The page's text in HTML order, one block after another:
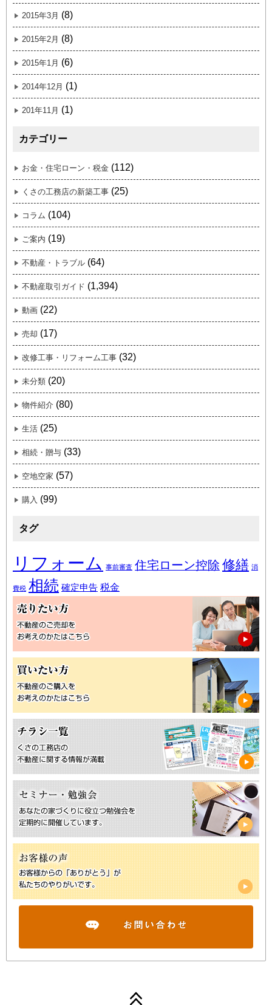
2015年3月 (8)
2015年2月 (8)
2015年1月 (6)
2014年12月 (1)
201年11月 (1)
カテゴリー
お金・住宅ローン・税金 (112)
くさの工務店の新築工事 (25)
コラム (104)
ご案内 (19)
不動産・トラブル (64)
不動産取引ガイド (1,394)
動画 (22)
売却 (17)
改修工事・リフォーム工事 (32)
未分類 (20)
物件紹介 (80)
生活 (25)
相続・贈与 (33)
空地空家 (57)
購入 (99)
タグ
リフォーム 事前審査 住宅ローン控除 修繕 消
費税 相続 確定申告 税金